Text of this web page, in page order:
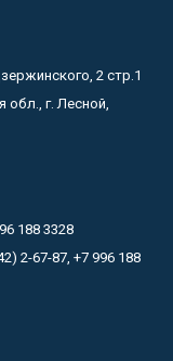
2 стр.1
обл., г. Лесной,
188 3328
2-67-87, +7 996 188